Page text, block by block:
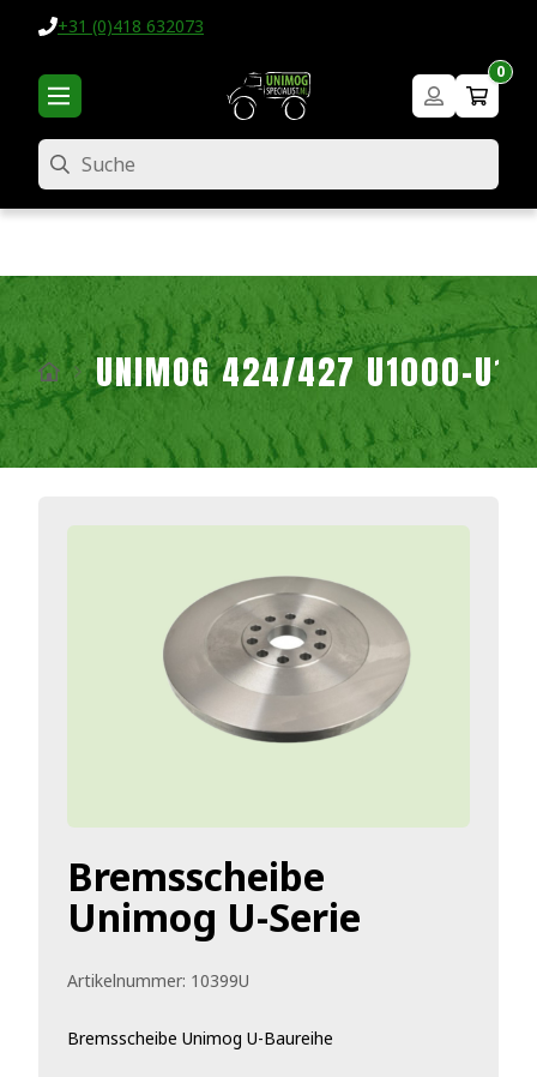
+31 (0)418 632073
0
Suche
UNIMOG 424/427 U1000-
Bremsscheibe
Unimog U-Serie
Artikelnummer: 10399U
Bremsscheibe Unimog U-Baureihe